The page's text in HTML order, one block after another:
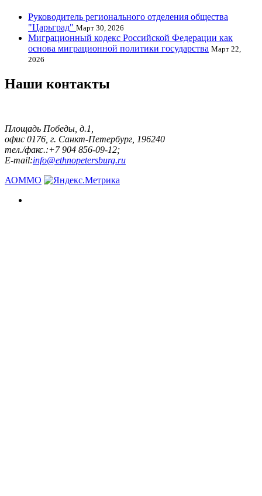
Руководитель регионального отделения общества
"Царьград" Март 30, 2026
Миграционный кодекс Российской Федерации как
основа миграционной политики государства Март 22,
2026
Наши контакты
Площадь Победы, д.1,
офис 0176, г. Санкт-Петербург, 196240
тел./факс.:+7 904 856-09-12;
E-mail:info@ethnopetersburg.ru
АОММО